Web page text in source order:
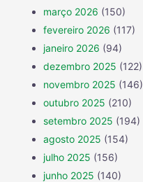
março 2026 (150)
fevereiro 2026 (117)
janeiro 2026 (94)
dezembro 2025 (122)
novembro 2025 (146)
outubro 2025 (210)
setembro 2025 (194)
agosto 2025 (154)
julho 2025 (156)
junho 2025 (140)